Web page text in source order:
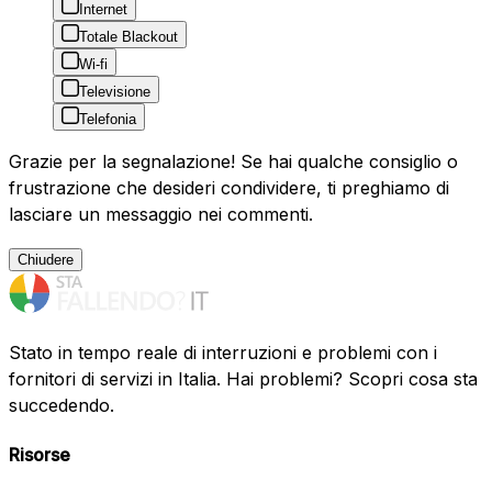
Internet
Totale Blackout
Wi-fi
Televisione
Telefonia
Grazie per la segnalazione! Se hai qualche consiglio o
frustrazione che desideri condividere, ti preghiamo di
lasciare un messaggio nei commenti.
Chiudere
Stato in tempo reale di interruzioni e problemi con i
fornitori di servizi in Italia. Hai problemi? Scopri cosa sta
succedendo.
Risorse